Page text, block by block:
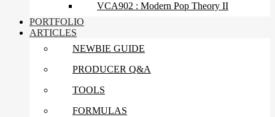
VCA902 : Modern Pop Theory II
PORTFOLIO
ARTICLES
NEWBIE GUIDE
PRODUCER Q&A
TOOLS
FORMULAS